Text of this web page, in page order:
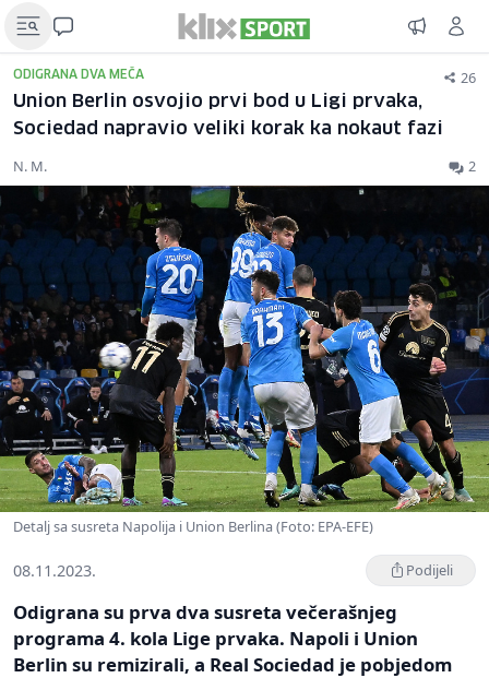
ODIGRANA DVA MEČA 26
Union Berlin osvojio prvi bod u Ligi prvaka,
Sociedad napravio veliki korak ka nokaut fazi
N. M. 2
Detalj sa susreta Napolija i Union Berlina (Foto: EPA-EFE)
08.11.2023. Podijeli
Odigrana su prva dva susreta večerašnjeg
programa 4. kola Lige prvaka. Napoli i Union
Berlin su remizirali, a Real Sociedad je pobjedom